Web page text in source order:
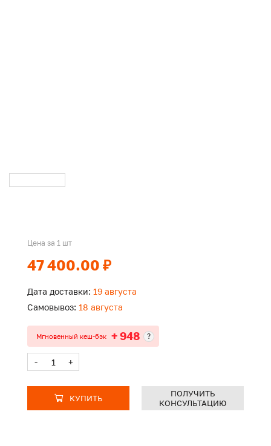
Цена за 1 шт
47 400.00 ₽
Дата доставки: 19 августа
Самовывоз: 18 августа
Мгновенный кеш-бэк + 948 ?
- +
КУПИТЬ
ПОЛУЧИТЬ
КОНСУЛЬТАЦИЮ